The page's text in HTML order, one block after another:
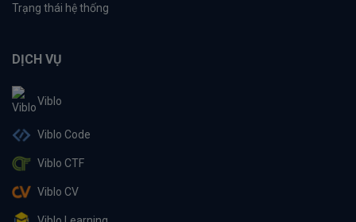
Trạng thái hệ thống
DỊCH VỤ
Viblo
Viblo Code
Viblo CTF
Viblo CV